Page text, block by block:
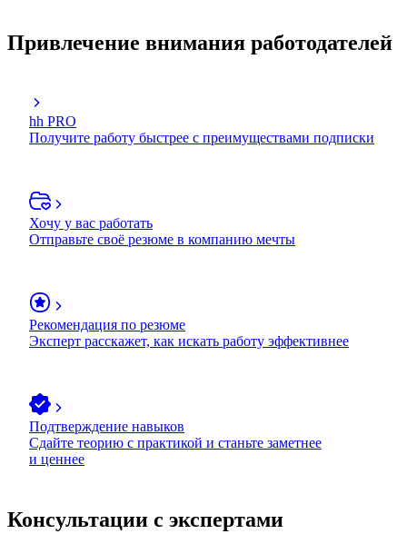
Привлечение внимания работодателей
hh PRO
Получите работу быстрее с преимуществами подписки
Хочу у вас работать
Отправьте своё резюме в компанию мечты
Рекомендация по резюме
Эксперт расскажет, как искать работу эффективнее
Подтверждение навыков
Сдайте теорию с практикой и станьте заметнее
и ценнее
Консультации с экспертами